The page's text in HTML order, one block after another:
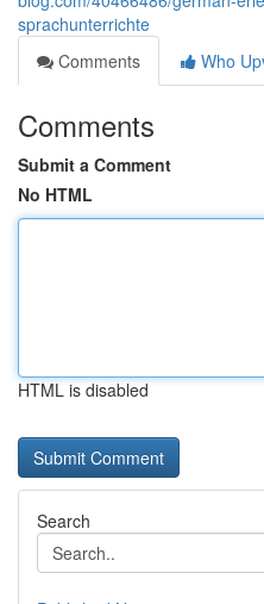
sprachunterrichte
Comments
Who
Comments
Submit a Comment
No HTML
HTML is disabled
Search